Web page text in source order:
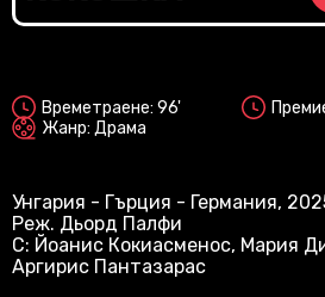
Времетраене: 96'
Жанр: Драма
Унгария - Гърция - Германия,
Реж. Дьорд Палфи
С: Йоанис Кокиасменос, Мария
Аргирис Пантазарас